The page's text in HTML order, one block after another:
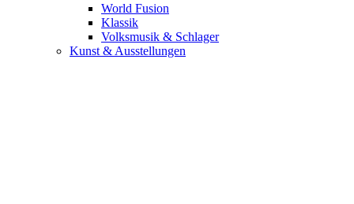
World Fusion
Klassik
Volksmusik & Schlager
Kunst & Ausstellungen